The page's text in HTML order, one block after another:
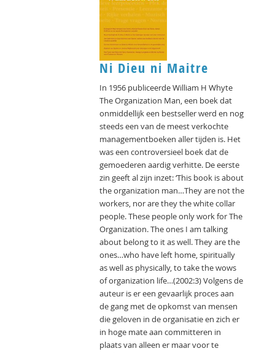
Ni Dieu ni Maitre
In 1956 publiceerde William H Whyte
The Organization Man, een boek dat
onmiddellijk een bestseller werd en nog
steeds een van de meest verkochte
managementboeken aller tijden is. Het
was een controversieel boek dat de
gemoederen aardig verhitte. De eerste
zin geeft al zijn inzet: ‘This book is about
the organization man…They are not the
workers, nor are they the white collar
people. These people only work for The
Organization. The ones I am talking
about belong to it as well. They are the
ones…who have left home, spiritually
as well as physically, to take the wows
of organization life…(2002:3) Volgens de
auteur is er een gevaarlijk proces aan
de gang met de opkomst van mensen
die geloven in de organisatie en zich er
in hoge mate aan committeren in
plaats van alleen er maar voor te